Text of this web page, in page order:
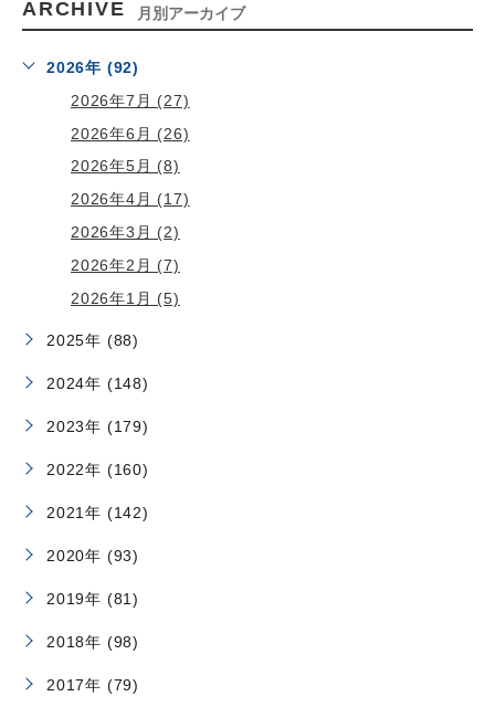
ARCHIVE 月別アーカイブ
2026年 (92)
2026年7月 (27)
2026年6月 (26)
2026年5月 (8)
2026年4月 (17)
2026年3月 (2)
2026年2月 (7)
2026年1月 (5)
2025年 (88)
2024年 (148)
2023年 (179)
2022年 (160)
2021年 (142)
2020年 (93)
2019年 (81)
2018年 (98)
2017年 (79)